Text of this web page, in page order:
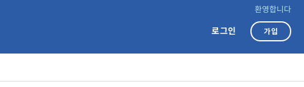
환영합니다
로그인 가입